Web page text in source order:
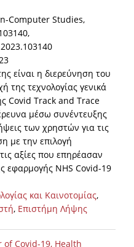
Computer Studies,
είναι η διερεύνηση του
της τεχνολογίας γενικά
Covid Track and Trace
μέσω συνέντευξης
των χρηστών για τις
με την επιλογή
αξίες που επηρέασαν
εφαρμογής NHS Covid-19
και Καινοτομίας,
, Επιστήμη Λήψης
Covid-19, Health